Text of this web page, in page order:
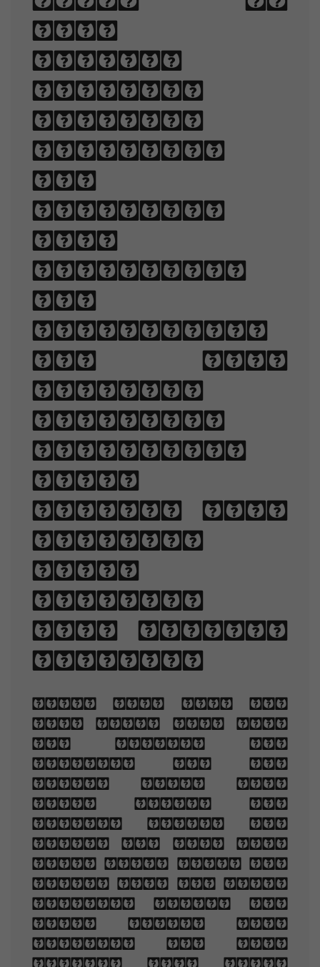
make
written
language
legible,
readable,
and
appealing
when
displayed.
The
arrangement
of type
involves
selecting
typefaces,
point
sizes, line
lengths,
line-
spacing,
and letter-
spacing.
When you are old
and grey and full
of sleep, And
nodding by the
fire, take down
this book, And
slowly read, and
dream of the soft
look Your eyes had
once, and of their
shadows deep; How
many loved your
moments of glad